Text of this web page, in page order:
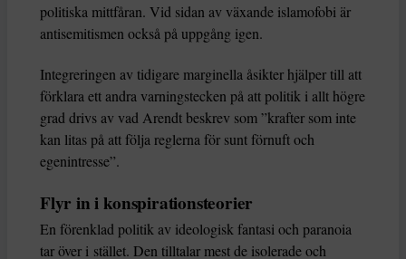
politiska mittfåran. Vid sidan av växande islamofobi är
antisemitismen också på uppgång igen.
Integreringen av tidigare marginella åsikter hjälper till att
förklara ett andra varningstecken på att politik i allt högre
grad drivs av vad Arendt beskrev som ”krafter som inte
kan litas på att följa reglerna för sunt förnuft och
egenintresse”.
Flyr in i konspirationsteorier
En förenklad politik av ideologisk fantasi och paranoia
tar över i stället. Den tilltalar mest de isolerade och